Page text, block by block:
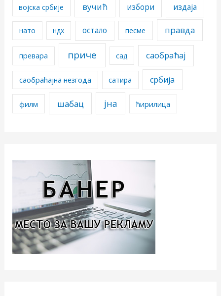
војска србије вучић избори издаја
нато ндх остало песме правда
превара приче сад саобраћај
саобраћајна незгода сатира србија
филм шабац јна ћирилица